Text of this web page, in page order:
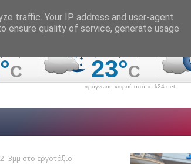
πρόγνωση καιρού από το k24.net
-3μμ στο εργοτάξιο
traffic. Your IP address and user-agent
ensure quality of service, generate usage